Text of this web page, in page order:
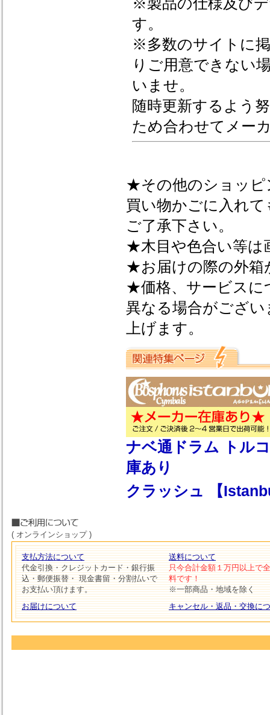
※製品の仕様及び
す。
※多数のサイトに
りご用意できない
いませ。
随時更新するよう
ため合わせてメー
★その他のショッピ
買い物かごに入れ
ご了承下さい。
★木目や色合い等は
★お届けの際の外箱
★価格、サービスに
異なる場合がござ
上げます。
ナベ通ドラム トル
庫あり
クラッシュ 【
( オンラインショップ )
支払方法について
代金引換・クレジットカード・銀行振
込・郵便振替・ 現金書留・分割払いで
お支払い頂けます。
お届けについて
送料について
只今合計金額１万円以上で
料です！
※一部商品・地域を除く
キャンセル・返品・交換に